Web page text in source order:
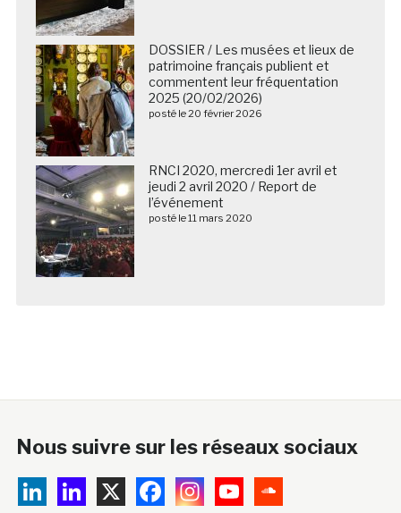
DOSSIER / Les musées et lieux de
patrimoine français publient et
commentent leur fréquentation
2025 (20/02/2026)
posté le 20 février 2026
RNCI 2020, mercredi 1er avril et
jeudi 2 avril 2020 / Report de
l’événement
posté le 11 mars 2020
Nous suivre sur les réseaux sociaux